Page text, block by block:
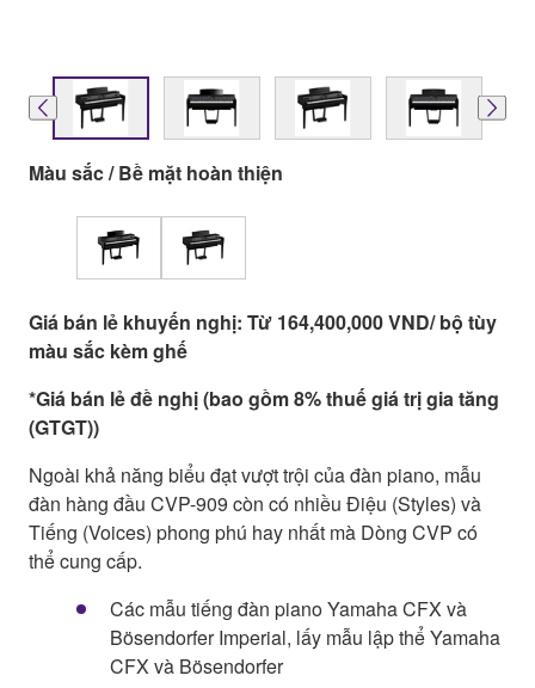
Màu sắc / Bề mặt hoàn thiện
Giá bán lẻ khuyến nghị: Từ 164,400,000 VND/ bộ tùy
màu sắc kèm ghế
*Giá bán lẻ đề nghị (bao gồm 8% thuế giá trị gia tăng
(GTGT))
Ngoài khả năng biểu đạt vượt trội của đàn piano, mẫu
đàn hàng đầu CVP-909 còn có nhiều Điệu (Styles) và
Tiếng (Voices) phong phú hay nhất mà Dòng CVP có
thể cung cấp.
Các mẫu tiếng đàn piano Yamaha CFX và
Bösendorfer Imperial, lấy mẫu lập thể Yamaha
CFX và Bösendorfer